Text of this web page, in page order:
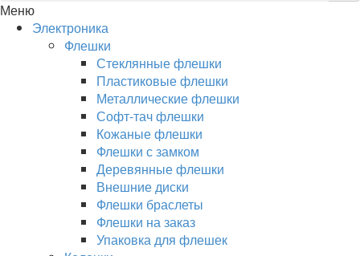
Меню
Электроника
Флешки
Стеклянные флешки
Пластиковые флешки
Металлические флешки
Софт-тач флешки
Кожаные флешки
Флешки с замком
Деревянные флешки
Внешние диски
Флешки браслеты
Флешки на заказ
Упаковка для флешек